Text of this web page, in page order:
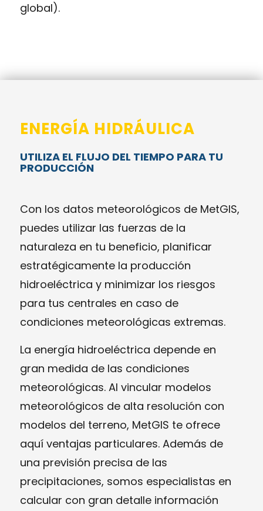
global).
ENERGÍA HIDRÁULICA
UTILIZA EL FLUJO DEL TIEMPO PARA TU
PRODUCCIÓN
Con los datos meteorológicos de MetGIS,
puedes utilizar las fuerzas de la
naturaleza en tu beneficio, planificar
estratégicamente la producción
hidroeléctrica y minimizar los riesgos
para tus centrales en caso de
condiciones meteorológicas extremas.
La energía hidroeléctrica depende en
gran medida de las condiciones
meteorológicas. Al vincular modelos
meteorológicos de alta resolución con
modelos del terreno, MetGIS te ofrece
aquí ventajas particulares. Además de
una previsión precisa de las
precipitaciones, somos especialistas en
calcular con gran detalle información